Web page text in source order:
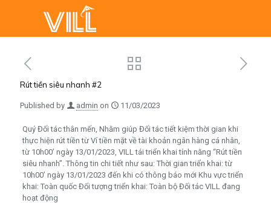
Rút tiền siêu nhanh #2
Published by admin on 11/03/2023
Quý Đối tác thân mến, Nhằm giúp Đối tác tiết kiệm thời gian khi
thực hiện rút tiền từ Ví tiền mặt về tài khoản ngân hàng cá nhân,
từ 10h00’ ngày 13/01/2023, VILL tái triển khai tính năng “Rút tiền
siêu nhanh”. Thông tin chi tiết như sau: Thời gian triển khai: từ
10h00’ ngày 13/01/2023 đến khi có thông báo mới Khu vực triển
khai: Toàn quốc Đối tượng triển khai: Toàn bộ Đối tác VILL đang
hoạt động